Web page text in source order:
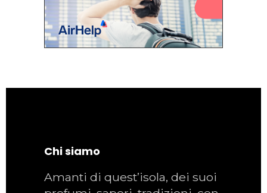
Chi siamo
Amanti di quest’isola, dei suoi